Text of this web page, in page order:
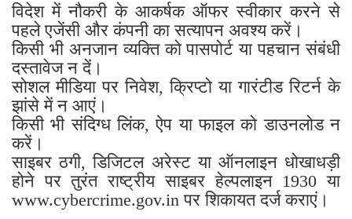
विदेश में नौकरी के आकर्षक ऑफर स्वीकार करने से
पहले एजेंसी और कंपनी का सत्यापन अवश्य करें।
किसी भी अनजान व्यक्ति को पासपोर्ट या पहचान संबंधी
दस्तावेज न दें।
सोशल मीडिया पर निवेश, क्रिप्टो या गारंटीड रिटर्न के
झांसे में न आएं।
किसी भी संदिग्ध लिंक, ऐप या फाइल को डाउनलोड न
करें।
साइबर ठगी, डिजिटल अरेस्ट या ऑनलाइन धोखाधड़ी
होने पर तुरंत राष्ट्रीय साइबर हेल्पलाइन 1930 या
www.cybercrime.gov.in पर शिकायत दर्ज कराएं।